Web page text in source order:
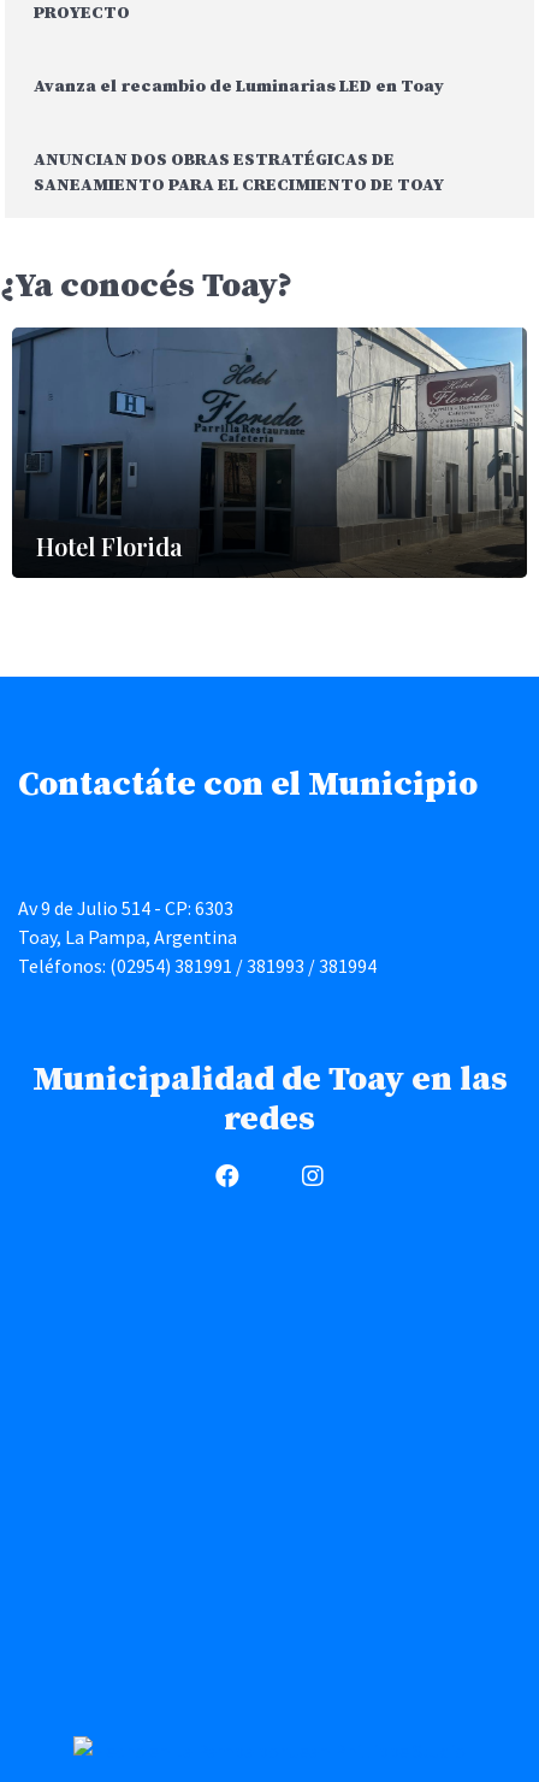
PROYECTO
Avanza el recambio de Luminarias LED en Toay
ANUNCIAN DOS OBRAS ESTRATÉGICAS DE
SANEAMIENTO PARA EL CRECIMIENTO DE TOAY
¿Ya conocés Toay?
Hotel Florida
Contactáte con el Municipio
Av 9 de Julio 514 - CP: 6303
Toay, La Pampa, Argentina
Teléfonos: (02954) 381991 / 381993 / 381994
Municipalidad de Toay en las
redes